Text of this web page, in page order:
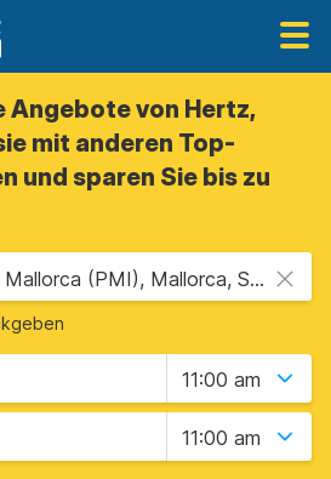
Angebote von Hertz,
mit anderen Top-
und sparen Sie bis zu
Flughafen Palma de Mallorca (PMI), Mallorca, Spanien - Balearische Inseln
11:00 am
11:00 am